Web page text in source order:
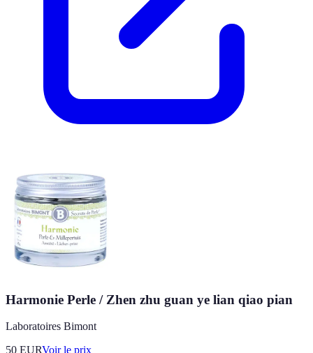
Harmonie Perle / Zhen zhu guan ye lian qiao pian
Laboratoires Bimont
50 EURVoir le prix